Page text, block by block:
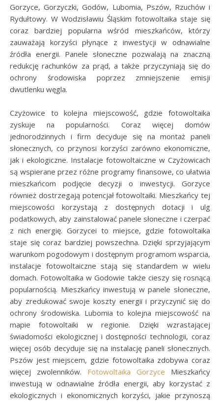
Gorzyce, Gorzyczki, Godów, Lubomia, Pszów, Rzuchów i
Rydułtowy. W Wodzisławiu Śląskim fotowoltaika staje się
coraz bardziej popularna wśród mieszkańców, którzy
zauważają korzyści płynące z inwestycji w odnawialne
źródła energii. Panele słoneczne pozwalają na znaczną
redukcję rachunków za prąd, a także przyczyniają się do
ochrony środowiska poprzez zmniejszenie emisji
dwutlenku węgla.
Czyżowice to kolejna miejscowość, gdzie fotowoltaika
zyskuje na popularności. Coraz więcej domów
jednorodzinnych i firm decyduje się na montaż paneli
słonecznych, co przynosi korzyści zarówno ekonomiczne,
jak i ekologiczne. Instalacje fotowoltaiczne w Czyżowicach
są wspierane przez różne programy finansowe, co ułatwia
mieszkańcom podjęcie decyzji o inwestycji. Gorzyce
również dostrzegają potencjał fotowoltaiki. Mieszkańcy tej
miejscowości korzystają z dostępnych dotacji i ulg
podatkowych, aby zainstalować panele słoneczne i czerpać
z nich energię. Gorzycei to miejsce, gdzie fotowoltaika
staje się coraz bardziej powszechna. Dzięki sprzyjającym
warunkom pogodowym i dostępnym programom wsparcia,
instalacje fotowoltaiczne stają się standardem w wielu
domach. Fotowoltaika w Godowie także cieszy się rosnącą
popularnością. Mieszkańcy inwestują w panele słoneczne,
aby zredukować swoje koszty energii i przyczynić się do
ochrony środowiska. Lubomia to kolejna miejscowość na
mapie fotowoltaiki w regionie. Dzięki wzrastającej
świadomości ekologicznej i dostępności technologii, coraz
więcej osób decyduje się na instalację paneli słonecznych.
Pszów jest miejscem, gdzie fotowoltaika zdobywa coraz
więcej zwolenników. Fotowoltaika Gorzyce Mieszkańcy
inwestują w odnawialne źródła energii, aby korzystać z
ekologicznych i ekonomicznych korzyści, jakie przynoszą